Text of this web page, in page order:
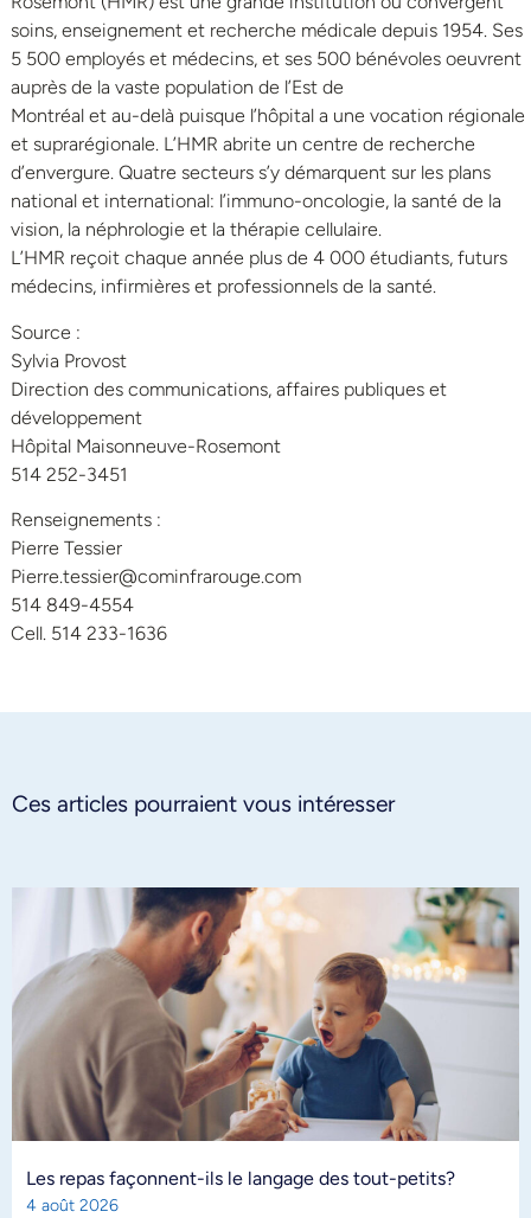
soins, enseignement et recherche médicale depuis 1954. Ses
5 500 employés et médecins, et ses 500 bénévoles oeuvrent
auprès de la vaste population de l’Est de
Montréal et au-delà puisque l’hôpital a une vocation régionale
et suprarégionale. L’HMR abrite un centre de recherche
d’envergure. Quatre secteurs s’y démarquent sur les plans
national et international: l’immuno-oncologie, la santé de la
vision, la néphrologie et la thérapie cellulaire.
L’HMR reçoit chaque année plus de 4 000 étudiants, futurs
médecins, infirmières et professionnels de la santé.
Source :
Sylvia Provost
Direction des communications, affaires publiques et
développement
Hôpital Maisonneuve-Rosemont
514 252-3451
Renseignements :
Pierre Tessier
Pierre.tessier@cominfrarouge.com
514 849-4554
Cell. 514 233-1636
Ces articles pourraient vous intéresser
Les repas façonnent-ils le langage des tout-petits?
4 août 2026